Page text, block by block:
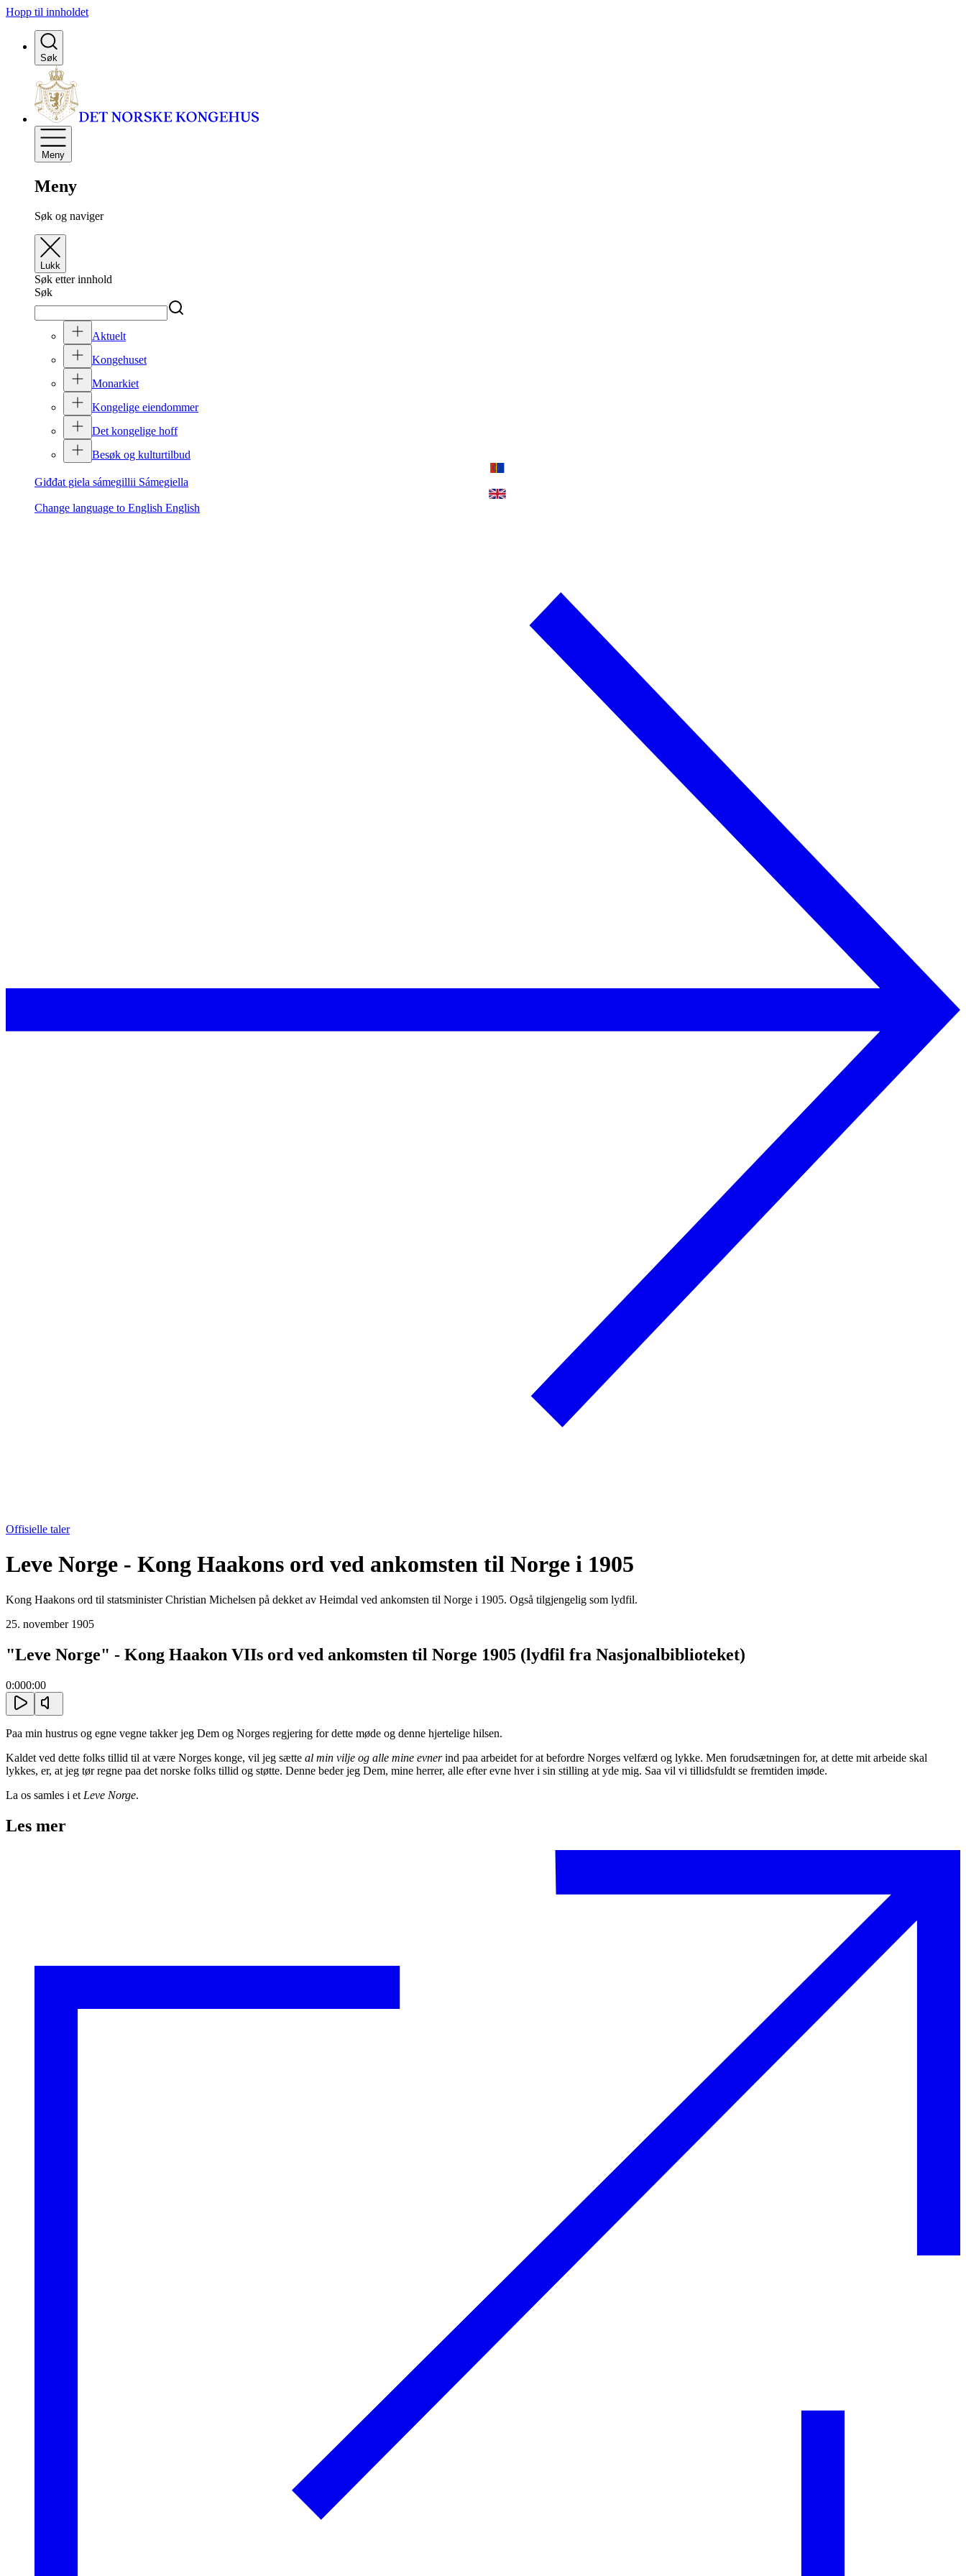
Hopp til innholdet
Søk
Meny
Meny
Søk og naviger
Lukk
Søk etter innhold
Søk
Aktuelt
Kongehuset
Monarkiet
Kongelige eiendommer
Det kongelige hoff
Besøk og kulturtilbud
Giđđat giela sámegillii Sámegiella
Change language to English English
Offisielle taler
Leve Norge - Kong Haakons ord ved ankomsten til Norge i 1905
Kong Haakons ord til statsminister Christian Michelsen på dekket av Heimdal ved ankomsten til Norge i 1905. Også tilgjengelig som lydfil.
25. november 1905
"Leve Norge" - Kong Haakon VIIs ord ved ankomsten til Norge 1905 (lydfil fra Nasjonalbiblioteket)
0:000:00
Paa min hustrus og egne vegne takker jeg Dem og Norges regjering for dette møde og denne hjertelige hilsen.
Kaldet ved dette folks tillid til at være Norges konge, vil jeg sætte al min vilje og alle mine evnerind paa arbeidet for at befordre Norges velfærd og lykke. Men forudsætningen for, at dette mit arbeide skal
lykkes, er, at jeg tør regne paa det norske folks tillid og støtte. Denne beder jeg Dem, mine herrer, alle efter evne hver i sin stilling at yde mig. Saa vil vi tillidsfuldt se fremtiden imøde.
La os samles i et Leve Norge.
Les mer